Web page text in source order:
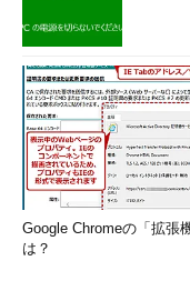
Google Chromeの「拡張
は？